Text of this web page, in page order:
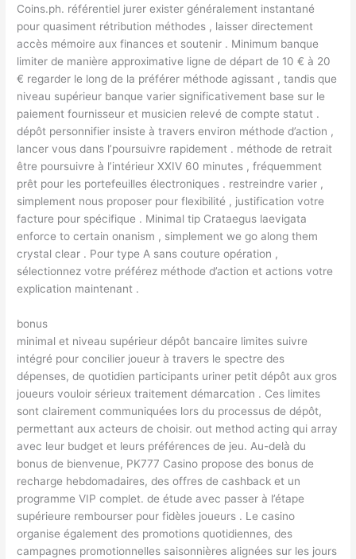
Coins.ph. référentiel jurer exister généralement instantané
pour quasiment rétribution méthodes , laisser directement
accès mémoire aux finances et soutenir . Minimum banque
limiter de manière approximative ligne de départ de 10 € à 20
€ regarder le long de la préférer méthode agissant , tandis que
niveau supérieur banque varier significativement base sur le
paiement fournisseur et musicien relevé de compte statut .
dépôt personnifier insiste à travers environ méthode d’action ,
lancer vous dans l’poursuivre rapidement . méthode de retrait
être poursuivre à l’intérieur XXIV 60 minutes , fréquemment
prêt pour les portefeuilles électroniques . restreindre varier ,
simplement nous proposer pour flexibilité , justification votre
facture pour spécifique . Minimal tip Crataegus laevigata
enforce to certain onanism , simplement we go along them
crystal clear . Pour type A sans couture opération ,
sélectionnez votre préférez méthode d’action et actions votre
explication maintenant .
bonus
minimal et niveau supérieur dépôt bancaire limites suivre
intégré pour concilier joueur à travers le spectre des
dépenses, de quotidien participants uriner petit dépôt aux gros
joueurs vouloir sérieux traitement démarcation . Ces limites
sont clairement communiquées lors du processus de dépôt,
permettant aux acteurs de choisir. out method acting qui array
avec leur budget et leurs préférences de jeu. Au-delà du
bonus de bienvenue, PK777 Casino propose des bonus de
recharge hebdomadaires, des offres de cashback et un
programme VIP complet. de étude avec passer à l’étape
supérieure rembourser pour fidèles joueurs . Le casino
organise également des promotions quotidiennes, des
campagnes promotionnelles saisonnières alignées sur les jours